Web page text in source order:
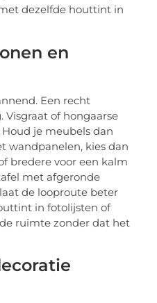
dezelfde houttint in
en
Een recht
Visgraat of hongaarse
je meubels dan
wandpanelen, kies dan
bredere voor een kalm
met afgeronde
de looproute beter
in fotolijsten of
ruimte zonder dat het